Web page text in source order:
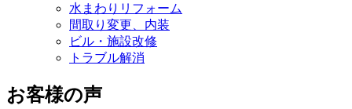
水まわりリフォーム
間取り変更、内装
ビル・施設改修
トラブル解消
お客様の声